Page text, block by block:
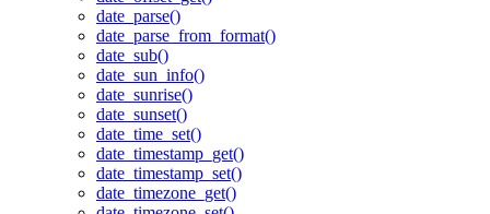
date_parse()
date_parse_from_format()
date_sub()
date_sun_info()
date_sunrise()
date_sunset()
date_time_set()
date_timestamp_get()
date_timestamp_set()
date_timezone_get()